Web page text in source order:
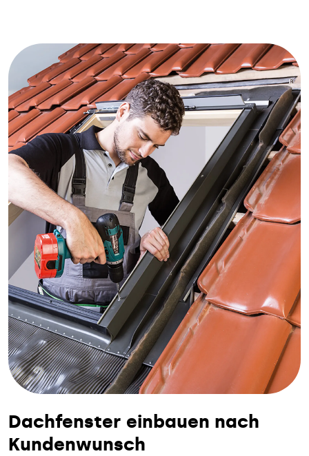
Dachfenster einbauen nach
Kundenwunsch